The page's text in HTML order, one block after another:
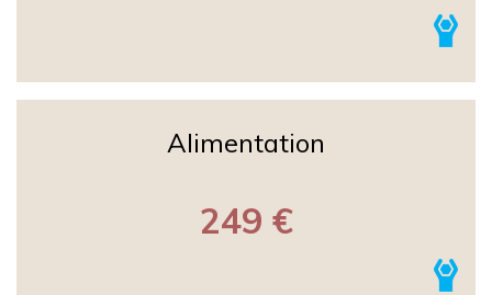
Alimentation
249 €